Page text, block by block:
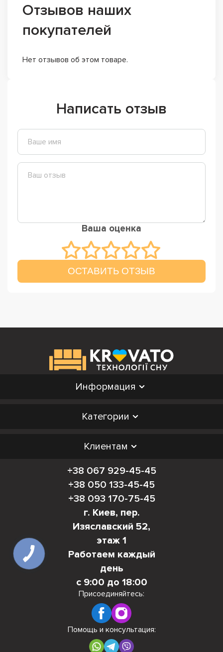
Отзывов наших
покупателей
Нет отзывов об этом товаре.
Написать отзыв
Ваша оценка
ОСТАВИТЬ ОТЗЫВ
Информация
Категории
Клиентам
+38 067 929-45-45
+38 050 133-45-45
+38 093 170-75-45
г. Киев, пер.
Изяславский 52,
этаж 1
Работаем каждый
день
с 9:00 до 18:00
Присоединяйтесь:
Помощь и консультация: